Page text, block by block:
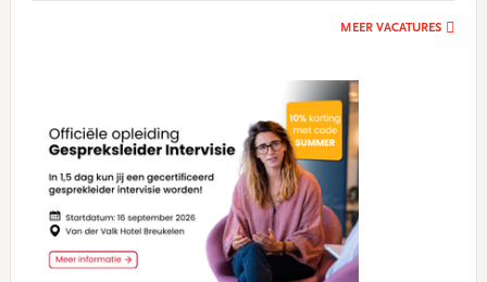
MEER VACATURES